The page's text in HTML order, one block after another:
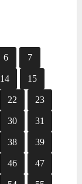
6 7
14 15
22 23
30 31
38 39
46 47